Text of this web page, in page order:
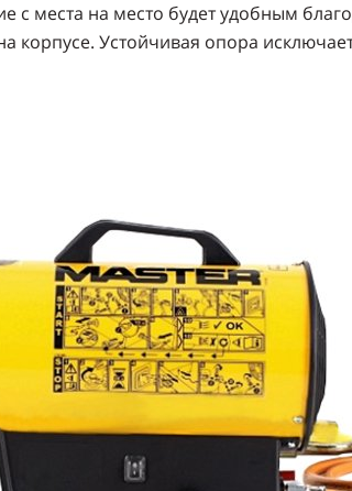
с места на место будет удобным
корпусе. Устойчивая опора